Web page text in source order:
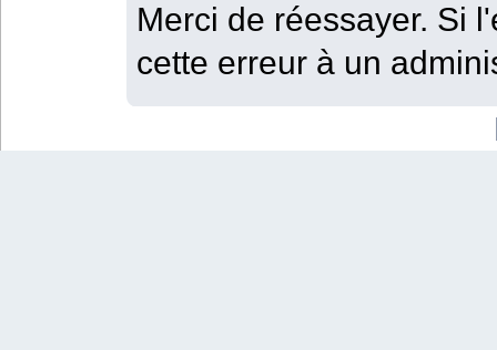
Merci de réessayer. Si
cette erreur à un